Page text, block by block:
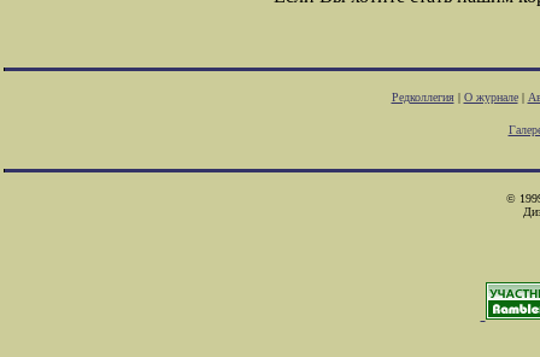
Редколлегия| О журнале|
©